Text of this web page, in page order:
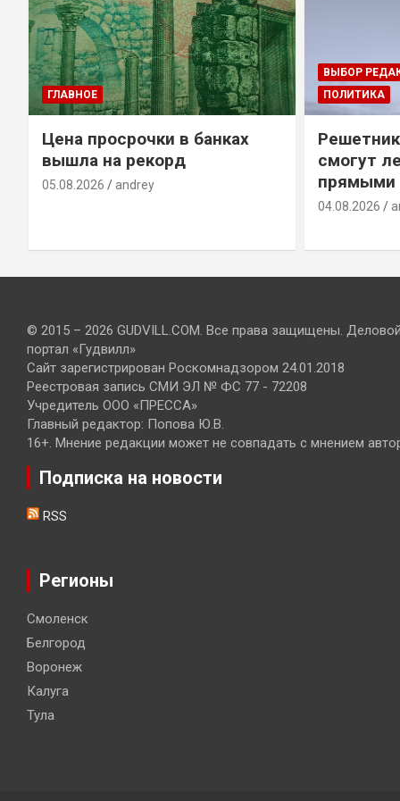
ГЛАВНОЕ
Цена просрочки в банках
вышла на рекорд
05.08.2026 andrey
ВЫБОР
ПОЛИТИКА
смогут
прямыми
04.08.2026
© 2015 – 2026 GUDVILL.COM. Все права защищены.
портал «Гудвилл»
Сайт зарегистрирован Роскомнадзором 24.01.2018
Реестровая запись СМИ ЭЛ № ФС 77 - 72208
Учредитель ООО «ПРЕССА»
Главный редактор: Попова Ю.В.
16+. Мнение редакции может не совпадать с мнением
Подписка на новости
RSS
Регионы
Смоленск
Белгород
Воронеж
Калуга
Тула